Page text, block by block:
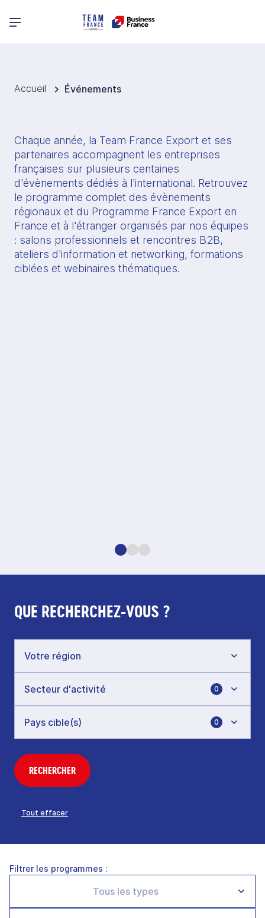
Menu principal
Accueil Événements
Chaque année, la Team France Export et ses
partenaires accompagnent les entreprises
françaises sur plusieurs centaines
d'évènements dédiés à l'international. Retrouvez
le programme complet des évènements
régionaux et du Programme France Export en
France et à l'étranger organisés par nos équipes
: salons professionnels et rencontres B2B,
ateliers d'information et networking, formations
ciblées et webinaires thématiques.
QUE RECHERCHEZ-VOUS ?
0
0
RECHERCHER
Tout effacer
Filtrer les programmes :